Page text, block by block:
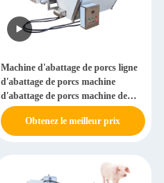
Machine d'abattage de porcs ligne
d'abattage de porcs machine
d'abattage de porcs machine de
chauffage et de dépilation de porcs
Obtenez le meilleur prix